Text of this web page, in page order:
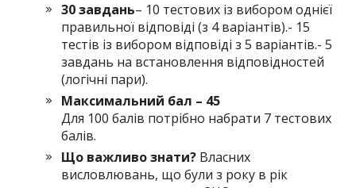
30 завдань– 10 тестових із вибором однієї
правильної відповіді (з 4 варіантів).- 15
тестів із вибором відповіді з 5 варіантів.- 5
завдань на встановлення відповідностей
(логічні пари).
Максимальний бал – 45
Для 100 балів потрібно набрати 7 тестових
балів.
Що важливо знати? Власних
висловлювань, що були з року в рік